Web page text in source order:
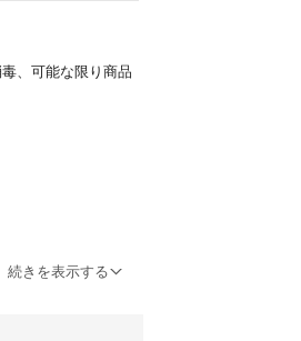
、可能な限り商品
続きを表示する